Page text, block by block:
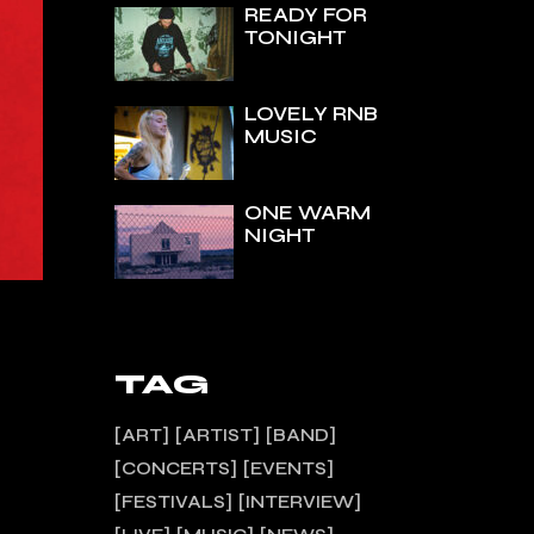
READY FOR
TONIGHT
LOVELY RNB
MUSIC
ONE WARM
NIGHT
TAG
ART ARTIST
BAND
CONCERTS
EVENTS
FESTIVALS
INTERVIEW